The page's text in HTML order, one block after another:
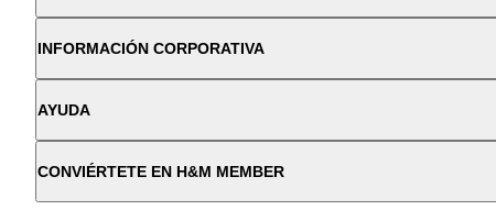
INFORMACIÓN CORPORATIVA
AYUDA
CONVIÉRTETE EN H&M MEMBER